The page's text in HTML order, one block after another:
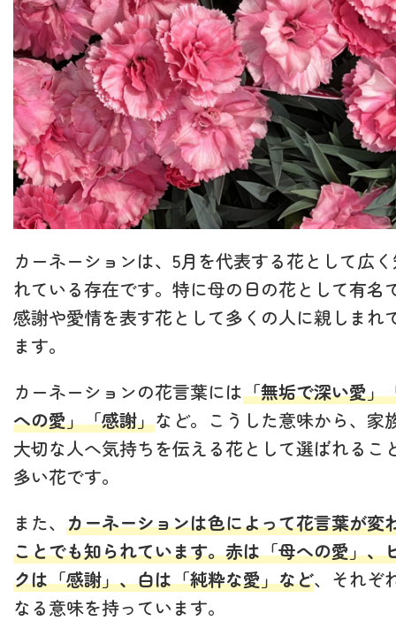
カーネーションは、5月を代表する花として広
れている存在です。特に母の日の花として有名
感謝や愛情を表す花として多くの人に親しまれ
ます。
カーネーションの花言葉には「無垢で深い愛」
への愛」「感謝」など。こうした意味から、家
大切な人へ気持ちを伝える花として選ばれるこ
多い花です。
また、 カーネーションは色によって花言葉が変
ことでも知られています。赤は「母への愛」、
クは「感謝」、白は「純粋な愛」など、それぞ
なる意味を持っています。